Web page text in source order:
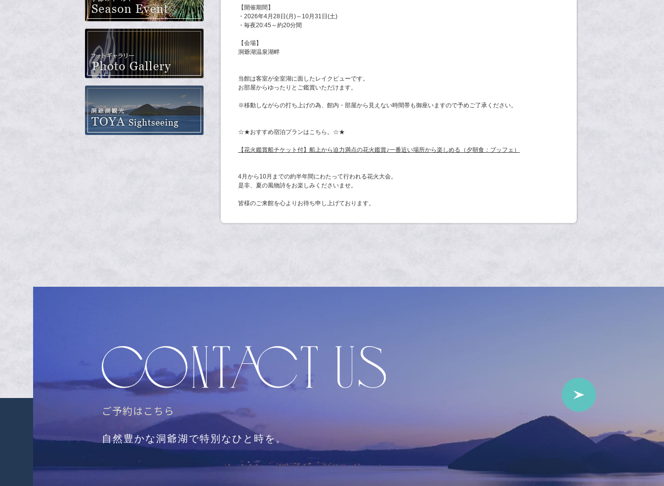
【開催期間】
・2026年4月28日(月)～10月31日(土)
・毎夜20:45～約20分間
【会場】
洞爺湖温泉湖畔
当館は客室が全室湖に面したレイクビューです。
お部屋からゆったりとご鑑賞いただけます。
※移動しながらの打ち上げの為、館内・部屋から見えない時間帯も御座いますので予めご了承ください。
☆★おすすめ宿泊プランはこちら。☆★
【花火鑑賞船チケット付】船上から迫力満点の花火鑑賞♪一番近い場所から楽しめる（夕朝食：ブッフェ）
4月から10月までの約半年間にわたって行われる花火大会。
是非、夏の風物詩をお楽しみくださいませ。
皆様のご来館を心よりお待ち申し上げております。
ご予約はこちら
自然豊かな洞爺湖で特別なひと時を。